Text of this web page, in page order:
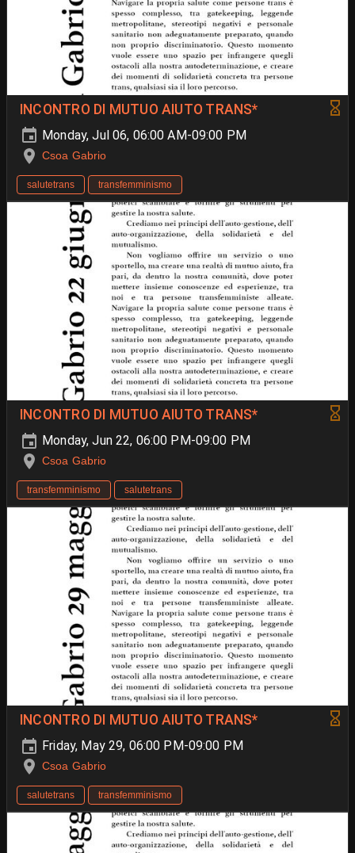
INCONTRO DI MUTUO AIUTO TRANS*
Monday, Jul 06, 06:00 AM-09:00 PM
Csoa Gabrio
salutetrans transfemminismo
INCONTRO DI MUTUO AIUTO TRANS*
Monday, Jun 22, 06:00 PM-09:00 PM
Csoa Gabrio
transfemminismo salutetrans
INCONTRO DI MUTUO AIUTO TRANS*
Friday, May 29, 06:00 PM-09:00 PM
Csoa Gabrio
salutetrans transfemminismo